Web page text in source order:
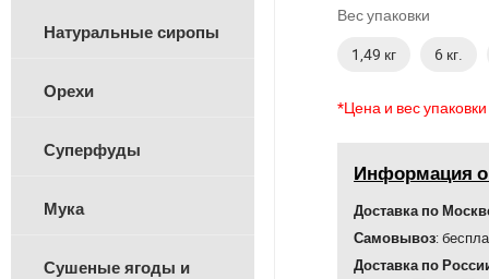
Вес упаковки
1,49 кг
6 кг.
*Цена и вес
Информация о
Доставка по
Самовывоз:
Доставка по
Натуральные сиропы
Орехи
Суперфуды
Мука
Сушеные ягоды и